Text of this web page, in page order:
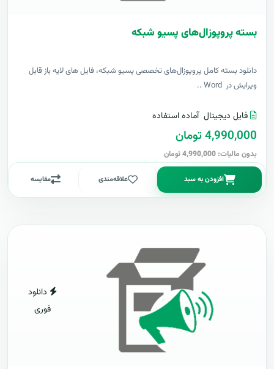
بسته پروپوزال‌های پسیو شبکه
دانلود بسته کامل پروپوزال‌های تخصصی پسیو شبکه، فایل های لایه باز قابل
ویرایش در Word ..
فایل دیجیتال آماده استفاده
4,990,000 تومان
بدون مالیات: 4,990,000 تومان
افزودن به سبد علاقه‌مندی مقایسه
دانلود
فوری